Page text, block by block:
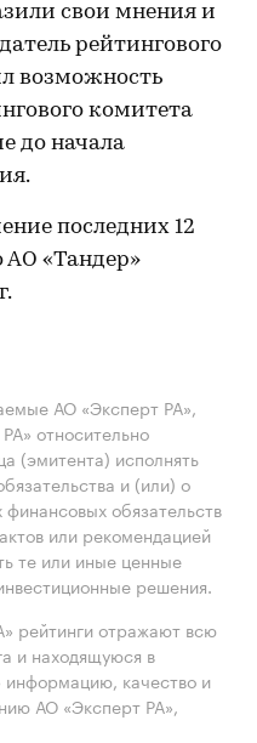
свои мнения и
рейтингового
возможность
комитета
до начала
последних 12
АО «Тандер»
АО «Эксперт РА»,
относительно
(эмитента) исполнять
и (или) о
обязательств
или рекомендацией
те или иные ценные
решения.
рейтинги отражают всю
и находящуюся в
качество и
АО «Эксперт РА»,